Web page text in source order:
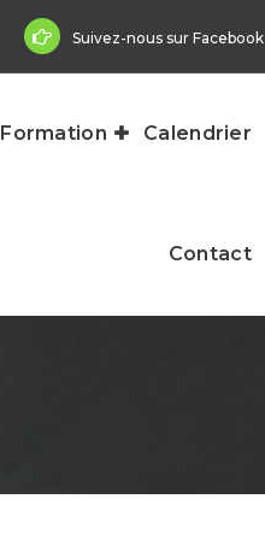
Suivez-nous sur Facebook
Formation Calendrier
Contact